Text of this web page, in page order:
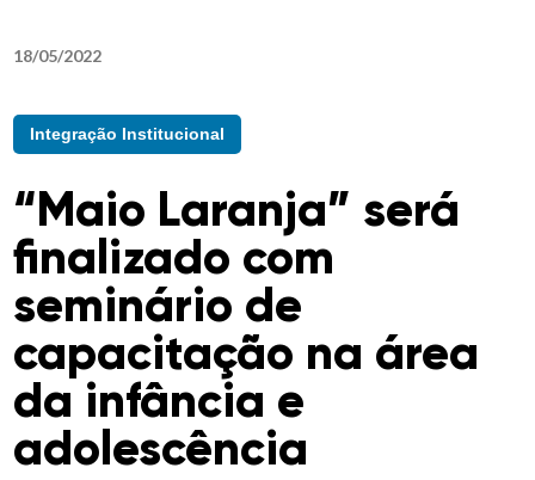
18/05/2022
Integração Institucional
“Maio Laranja” será
finalizado com
seminário de
capacitação na área
da infância e
adolescência